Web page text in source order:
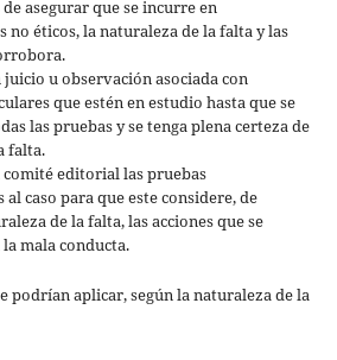
asegurar que se incurre en
no éticos, la naturaleza de la falta y las
u observación asociada con
que estén en estudio hasta que se
las pruebas y se tenga plena certeza de
falta.
comité editorial las pruebas
caso para que este considere, de
de la falta, las acciones que se
mala conducta.
podrían aplicar, según la naturaleza de la